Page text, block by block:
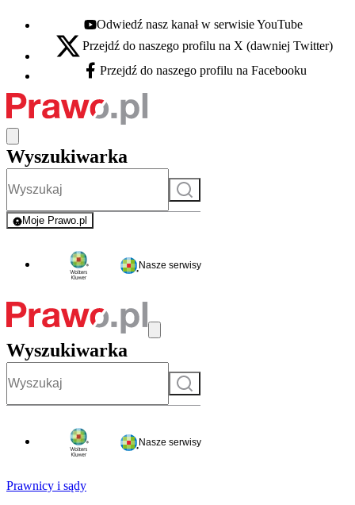
Youtube - otwiera się w nowej karcie
Odwiedź nasz kanał w serwisie YouTube
X - otwiera się w nowej karcie
Przejdź do naszego profilu na X (dawniej Twitter)
Facebook - otwiera się w nowej karcie
Przejdź do naszego profilu na Facebooku
Wyszukiwarka
Szukaj
Moje Prawo.pl
- rejestracja i logowanie do serwisu
Nasze serwisy
Wyszukiwarka
Szukaj
Nasze serwisy
Prawnicy i sądy